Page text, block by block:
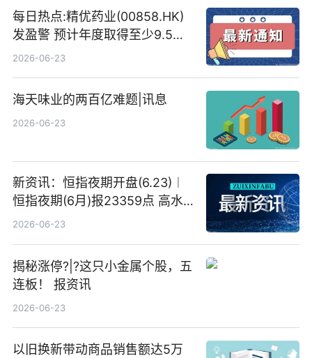
每日热点:精优药业(00858.HK)
发盈警 预计年度取得至少9.5亿
港元的亏损 同比盈转亏
2026-06-23
海天味业的两百亿难题|讯息
2026-06-23
新资讯：恒指夜期开盘(6.23)︱
恒指夜期(6月)报23359点 高水
23点
2026-06-23
揭秘涨停?|?这只小金属个股，五
连板！ 报资讯
2026-06-23
以旧换新带动商品销售额达5万